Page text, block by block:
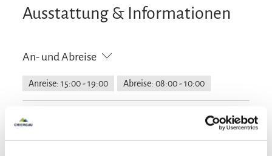
Ausstattung & Informationen
An- und Abreise
Anreise: 15:00 - 19:00 Abreise: 08:00 - 10:00
Services